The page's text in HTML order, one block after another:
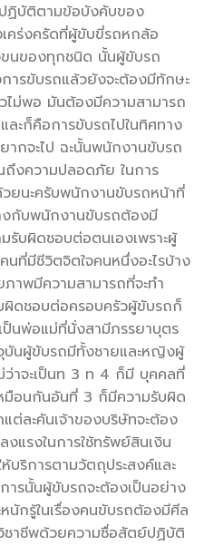
ฏิบัติตามข้อบังคับของ
ร่งครัดที่ผู้ขับขี่รถหกล้อ
ขนของทุกชนิด นั้นผู้ขับรถ
การขับรถแล้วยังจะต้องมีทักษะ
ไม่พอ มันต้องมีความสามารถ
ะก็คือการขับรถไปในทิศทาง
ากจะไป ฉะนั้นพนักงานขับรถ
ถึงความปลอดภัย ในการ
ยนะครับพนักงานขับรถหน้าที่
งกับพนักงานขับรถต้องมี
บผิดชอบต่อตนเองเพราะผู้
ที่มีชีวิตจิตใจคนหนึ่งอะไรบ้าง
าพมีความสามารถที่จะทำ
ดชอบต่อครอบครัวผู้ขับรถก็
ป็นพ่อแม่ที่นั่งสามีภรรยาบุตร
บันผู้ขับรถมีทั้งชายและหญิงผู้
าจะเป็นท 3 ท 4 ก็มี บุคคลที่
อนกันอันที่ 3 ก็มีความรับผิด
ต่ละคันเจ้าของบริษัทจะต้อง
แรงในการใช้ทรัพย์สินเงิน
บริการตามวัตถุประสงค์และ
รนั้นผู้ขับรถจะต้องเป็นอย่าง
หนักรู้ในเรื่องคนขับรถต้องมีศีล
ชาชีพด้วยความซื่อสัตย์ปฏิบัติ